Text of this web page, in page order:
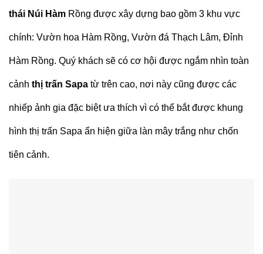
thái Núi Hàm Rồng được xây dựng bao gồm 3 khu vực
chính: Vườn hoa Hàm Rồng, Vườn đá Thạch Lâm, Đỉnh
Hàm Rồng. Quý khách sẽ có cơ hội được ngắm nhìn toàn
cảnh thị trấn Sapa từ trên cao, nơi này cũng được các
nhiếp ảnh gia đặc biệt ưa thích vì có thể bắt được khung
hình thị trấn Sapa ẩn hiện giữa làn mây trắng như chốn
tiên cảnh.